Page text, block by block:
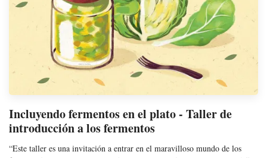
Incluyendo fermentos en el plato - Taller de
introducción a los fermentos
“Este taller es una invitación a entrar en el maravilloso mundo de los